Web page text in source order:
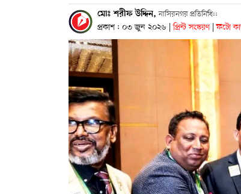
মোঃ শরীফ উদ্দিন,নাসিরনগর প্রতিনিধি::
প্রকাশ : ০৩ জুন ২০২৬ | প্রিন্ট সংস্করণ | ফটো